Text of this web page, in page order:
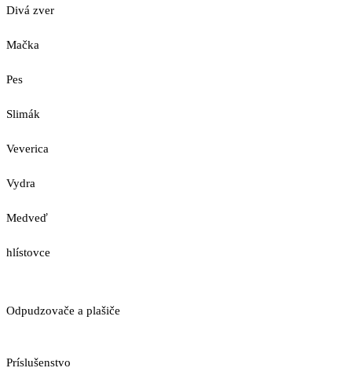
Divá zver
Mačka
Pes
Slimák
Veverica
Vydra
Medveď
hlístovce
Odpudzovače a plašiče
Príslušenstvo